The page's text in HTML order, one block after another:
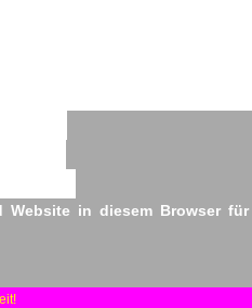
Website in diesem Browser